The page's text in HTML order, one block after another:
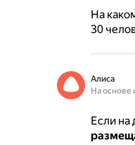
На
30
Алиса
На основе
Если на